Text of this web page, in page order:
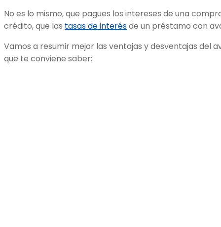
No es lo mismo, que pagues los intereses de una
crédito, que las tasas de interésde un préstamo con
Vamos a resumir mejor las ventajas y desventajas del
que te conviene saber: